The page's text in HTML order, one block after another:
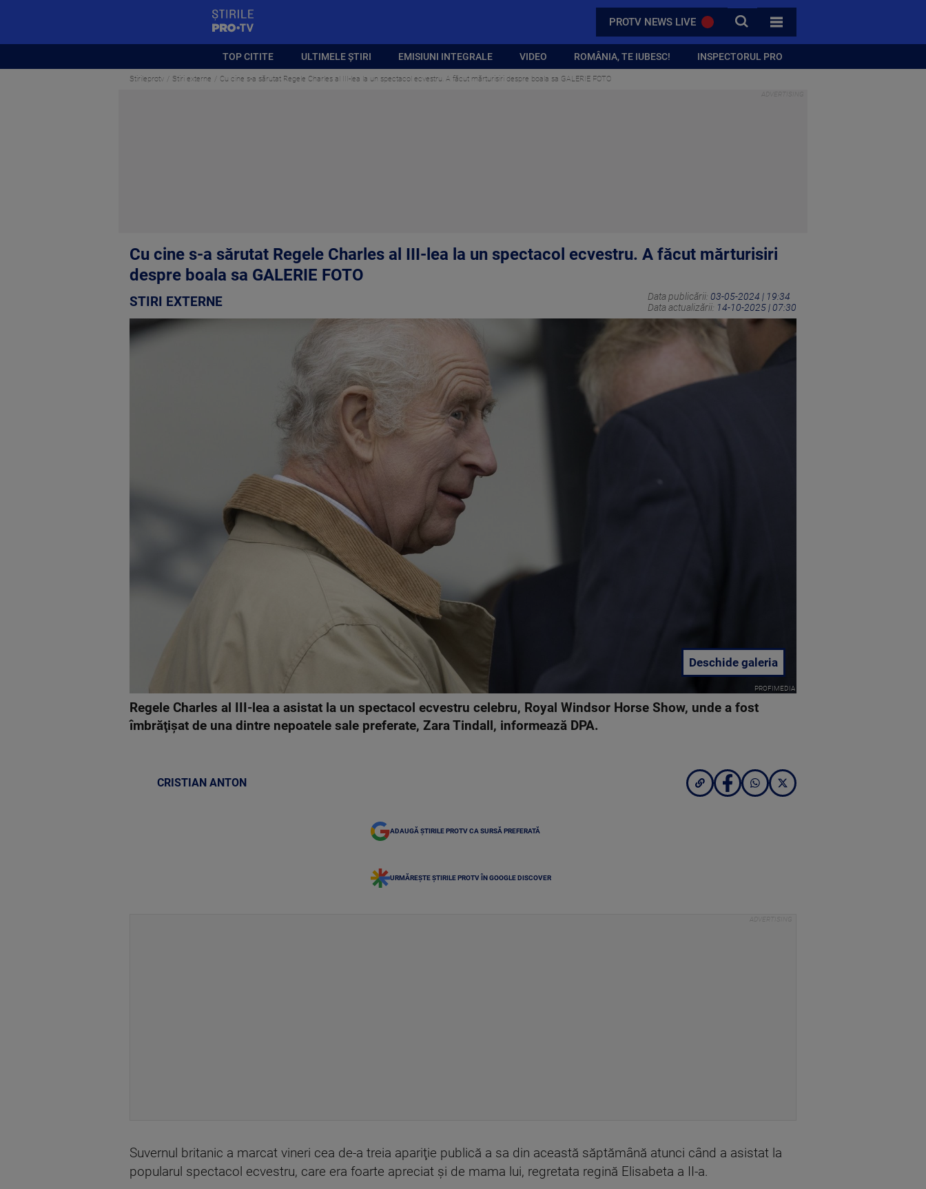
PROTV NEWS LIVE CAUTA
TOATE CATEGORIILE
TOP CITITE ULTIMELE ȘTIRI EMISIUNI INTEGRALE VIDEO ROMÂNIA, TE IUBESC! INSPECTORUL PRO
Stirileprotv Stiri externe Cu cine s-a sărutat Regele Charles al III-lea la un spectacol ecvestru. A făcut mărturisiri despre boala sa GALERIE FOTO
Cu cine s-a sărutat Regele Charles al III-lea la un spectacol ecvestru. A făcut mărturisiri
despre boala sa GALERIE FOTO
STIRI EXTERNE Data publicării: 03-05-2024 | 19:34
Data actualizării: 14-10-2025 | 07:30
PROFIMEDIA
Deschide galeria
Regele Charles al III-lea a asistat la un spectacol ecvestru celebru, Royal Windsor Horse Show, unde a fost
îmbrăţişat de una dintre nepoatele sale preferate, Zara Tindall, informează DPA.
CRISTIAN ANTON
ADAUGĂ ȘTIRILE PROTV CA SURSĂ PREFERATĂ
URMĂREȘTE ȘTIRILE PROTV ÎN GOOGLE DISCOVER
Suvernul britanic a marcat vineri cea de-a treia apariţie publică a sa din această săptămână atunci când a asistat la
popularul spectacol ecvestru, care era foarte apreciat şi de mama lui, regretata regină Elisabeta a II-a.